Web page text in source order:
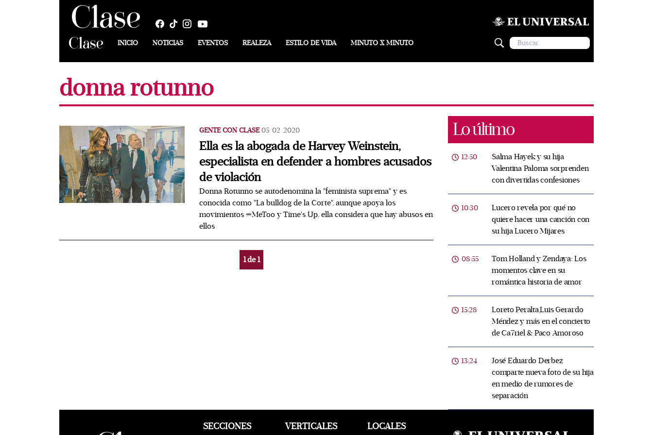
INICIO NOTICIAS EVENTOS REALEZA ESTILO DE VIDA MINUTO X MINUTO
donna rotunno
GENTE CON CLASE 05/02/2020
Ella es la abogada de Harvey Weinstein,
especialista en defender a hombres acusados
de violación
Donna Rotunno se autodenomina la "feminista suprema" y es
conocida como "La bulldog de la Corte", aunque apoya los
movimientos #MeToo y Time's Up, ella considera que hay abusos en
ellos
1de1
Lo último
12:50
Salma Hayek y su hija
Valentina Paloma sorprenden
con divertidas confesiones
10:30
Lucero revela por qué no
quiere hacer una canción con
su hija Lucero Mijares
08:55
Tom Holland y Zendaya: Los
momentos clave en su
romántica historia de amor
15:28
Loreto Peralta,Luis Gerardo
Méndez y más en el concierto
de Ca7riel & Paco Amoroso
13:24
José Eduardo Derbez
comparte nueva foto de su hija
en medio de rumores de
separación
SECCIONES VERTICALES LOCALES